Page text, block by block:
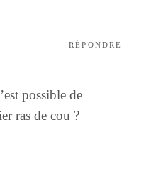
possible de
ras de cou ?
RÉPONDRE